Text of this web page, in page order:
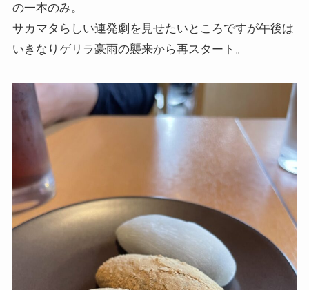
の一本のみ。
サカマタらしい連発劇を見せたいところですが午後は
いきなりゲリラ豪雨の襲来から再スタート。